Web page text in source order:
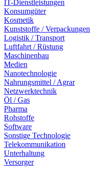
IT-Dienstleistungen
Konsumgüter
Kosmetik
Kunststoffe / Verpackungen
Logistik / Transport
Luftfahrt / Rüstung
Maschinenbau
Medien
Nanotechnologie
Nahrungsmittel / Agrar
Netzwerktechnik
Öl / Gas
Pharma
Rohstoffe
Software
Sonstige Technologie
Telekommunikation
Unterhaltung
Versorger